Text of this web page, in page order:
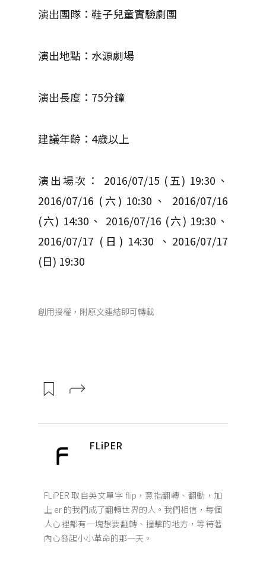
演出團隊：鞋子兒童實驗劇團
演出地點：水源劇場
演出長度：75分鐘
建議年齡：4歲以上
演出場次： 2016/07/15 (五) 19:30、
2016/07/16 (六) 10:30、 2016/07/16
(六) 14:30、 2016/07/16 (六) 19:30、
2016/07/17 (日) 14:30 、2016/07/17
(日) 19:30
創用授權，附原文連結即可轉載
FLiPER
FLiPER 取自英文單字 flip，意指翻轉、翻動，加
上 er 的我們成了翻轉世界的人。我們相信，每個
人心裡都有一塊想要翻轉、撞擊的地方，等待著
內心發起小小革命的那一天。